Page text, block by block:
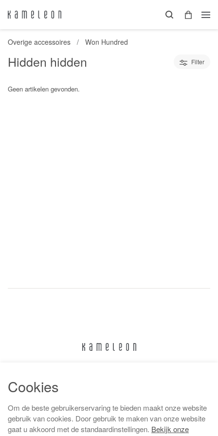
Overige accessoires Won Hundred
Hidden hidden Filter
Geen artikelen gevonden.
Algemene voorwaarden
Cookies
Om de beste gebruikerservaring te bieden maakt onze website
gebruik van cookies. Door gebruik te maken van onze website
gaat u akkoord met de standaardinstellingen. Bekijk onze